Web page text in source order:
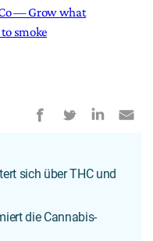
sich über THC und
die Cannabis-